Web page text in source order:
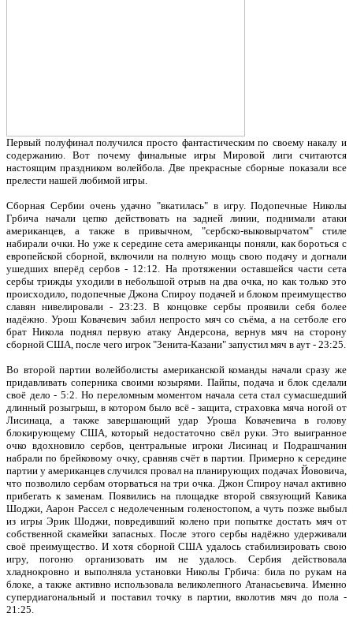
Первый полуфинал получился просто фантастическим по своему накалу и
содержанию. Вот почему финальные игры Мировой лиги считаются
настоящим праздником волейбола. Две прекрасные сборные показали все
прелести нашей любимой игры.
Сборная Сербии очень удачно "вкатилась" в игру. Подопечные Николы
Грбича начали цепко действовать на задней линии, поднимали атаки
американцев, а также в привычном, "сербско-выковырчатом" стиле
набирали очки. Но уже к середине сета американцы поняли, как бороться с
европейской сборной, включили на полную мощь свою подачу и догнали
ушедших вперёд сербов - 12:12. На протяжении оставшейся части сета
сербы трижды уходили в небольшой отрыв на два очка, но как только это
происходило, подопечные Джона Спироу подачей и блоком преимущество
славян нивелировали - 23:23. В концовке сербы проявили себя более
надёжно. Урош Ковачевич забил непросто мяч со съёма, а на сетболе его
брат Никола поднял первую атаку Андерсона, вернув мяч на сторону
сборной США, после чего игрок "Зенита-Казани" запустил мяч в аут - 23:25.
Во второй партии волейболисты американской команды начали сразу же
придавливать соперника своими козырями. Пайпы, подача и блок сделали
своё дело - 5:2. Но переломным моментом начала сета стал сумасшедший
длинный розыгрыш, в котором было всё - защита, страховка мяча ногой от
Лисинаца, а также завершающий удар Уроша Ковачевича в голову
блокирующему США, который недостаточно свёл руки. Это выигранное
очко вдохновило сербов, центральные игроки Лисинац и Подрашчанин
набрали по брейковому очку, сравняв счёт в партии. Примерно к середине
партии у американцев случился провал на планирующих подачах Йововича,
что позволило сербам оторваться на три очка. Джон Спироу начал активно
прибегать к заменам. Появились на площадке второй связующий Кавика
Шоджи, Аарон Рассел с недолеченным голеностопом, а чуть позже выбыл
из игры Эрик Шоджи, повредивший колено при попытке достать мяч от
собственной скамейки запасных. После этого сербы надёжно удерживали
своё преимущество. И хотя сборной США удалось стабилизировать свою
игру, погоню организовать им не удалось. Сербия действовала
хладнокровно и выполняла установки Николы Грбича: била по рукам на
блоке, а также активно использовала великолепного Атанасьевича. Именно
супердиагональный и поставил точку в партии, вколотив мяч до пола -
21:25.